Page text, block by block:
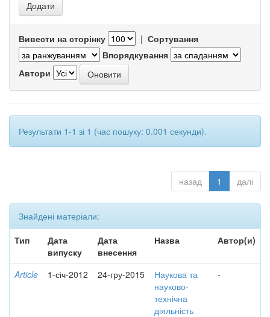
Вивести на сторінку | Сортування
Впорядкування
Автори
Результати 1-1 зі 1 (час пошуку: 0.001 секунди).
назад 1 далі
Знайдені матеріали:
Тип
Дата
випуску
Дата
внесення
Назва Автор(и)
Article 1-січ-2012 24-гру-2015
Наукова та
науково-
технічна
діяльність
-